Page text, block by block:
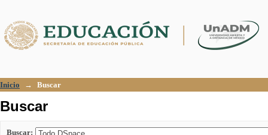
Inicio → Buscar
Buscar
Buscar: